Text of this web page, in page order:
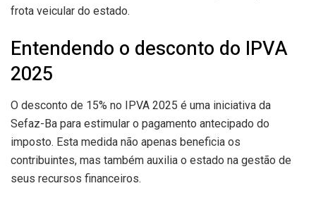
frota veicular do estado.
Entendendo o desconto do IPVA
2025
O desconto de 15% no IPVA 2025 é uma iniciativa da
Sefaz-Ba para estimular o pagamento antecipado do
imposto. Esta medida não apenas beneficia os
contribuintes, mas também auxilia o estado na gestão de
seus recursos financeiros.